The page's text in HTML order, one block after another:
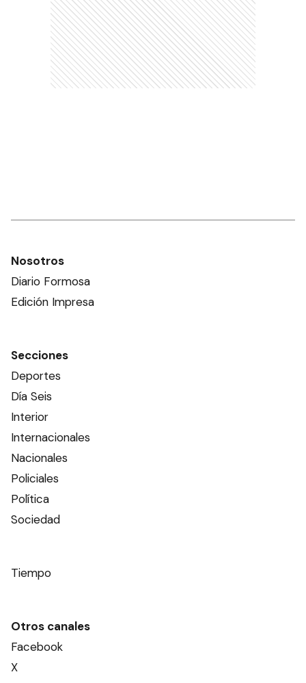
Nosotros
Diario Formosa
Edición Impresa
Secciones
Deportes
Día Seis
Interior
Internacionales
Nacionales
Policiales
Política
Sociedad
Tiempo
Otros canales
Facebook
X